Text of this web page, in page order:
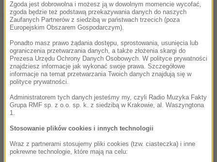
Dalsza część artykułu pod materiałem video:
Zgoda jest dobrowolna i możesz ją w dowolnym momencie wycofać,
zgoda będzie też podstawą przekazywania danych do naszych
Zaufanych Partnerów z siedzibą w państwach trzecich (poza
Europejskim Obszarem Gospodarczym).
Ponadto masz prawo żądania dostępu, sprostowania, usunięcia lub
ograniczenia przetwarzania danych, a także złożenia skargi do
Prezesa Urzędu Ochrony Danych Osobowych. W polityce prywatności
znajdziesz informacje jak wykonać swoje prawa. Szczegółowe
informacje na temat przetwarzania Twoich danych znajdują się w
polityce prywatności.
Administratorem tych danych jesteśmy my, czyli Radio Muzyka Fakty
Grupa RMF sp. z o.o. sp. k. z siedzibą w Krakowie, al. Waszyngtona
1.
Stosowanie plików cookies i innych technologii
Wraz z partnerami stosujemy pliki cookies (tzw. ciasteczka) i inne
pokrewne technologie, które mają na celu: